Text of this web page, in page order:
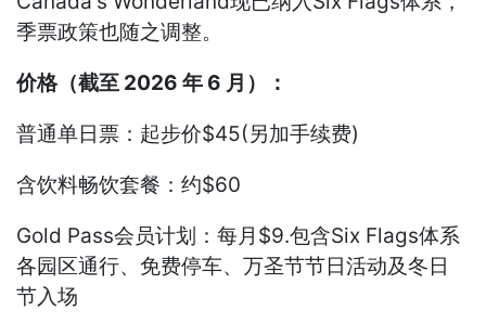
季票政策也随之调整。
价格（截至 2026 年 6 月）：
普通单日票：起步价$45(另加手续费)
含饮料畅饮套餐：约$60
Gold Pass会员计划：每月$9.包含Six Flags体系
各园区通行、免费停车、万圣节节日活动及冬日
节入场